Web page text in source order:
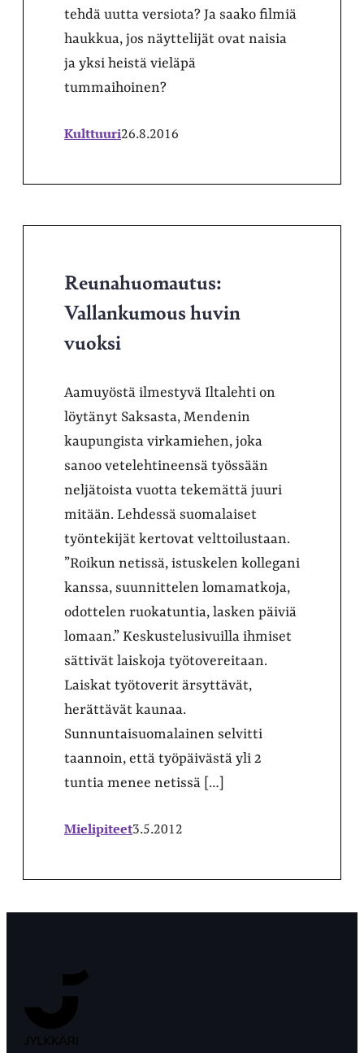
tehdä uutta versiota? Ja saako filmiä
haukkua, jos näyttelijät ovat naisia
ja yksi heistä vieläpä
tummaihoinen?
Kulttuuri26.8.2016
Reunahuomautus:
Vallankumous huvin
vuoksi
Aamuyöstä ilmestyvä Iltalehti on
löytänyt Saksasta, Mendenin
kaupungista virkamiehen, joka
sanoo vetelehtineensä työssään
neljätoista vuotta tekemättä juuri
mitään. Lehdessä suomalaiset
työntekijät kertovat velttoilustaan.
”Roikun netissä, istuskelen kollegani
kanssa, suunnittelen lomamatkoja,
odottelen ruokatuntia, lasken päiviä
lomaan.” Keskustelusivuilla ihmiset
sättivät laiskoja työtovereitaan.
Laiskat työtoverit ärsyttävät,
herättävät kaunaa.
Sunnuntaisuomalainen selvitti
taannoin, että työpäivästä yli 2
tuntia menee netissä […]
Mielipiteet3.5.2012